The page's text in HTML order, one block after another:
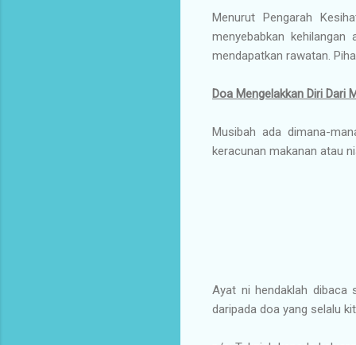
Menurut Pengarah
menyebabkan
mendapatkan rawatan.
Doa Mengelakkan Diri Dari
Musibah ada dimana-
keracunan makanan atau
Ayat ni hendaklah dibaca
daripada doa yang selalu